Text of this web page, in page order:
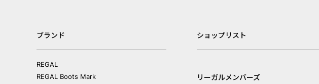
ブランド
REGAL
REGAL Boots Mark
ショップリスト
リーガルメンバーズ